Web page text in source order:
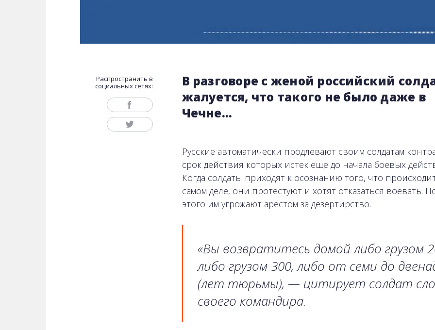
Распространить в
социальных сетях:
В разговоре с женой российский
жалуется, что такого не было даже в
Чечне…
Русские автоматически продлевают своим солдатам
срок действия которых истек еще до начала боевых
Когда солдаты приходят к осознанию того, что
самом деле, они протестуют и хотят отказаться воевать.
этого им угрожают арестом за дезертирство.
«Вы возвратитесь домой либо грузом
либо грузом 300, либо от семи до
(лет тюрьмы), — цитирует солдат
своего командира.